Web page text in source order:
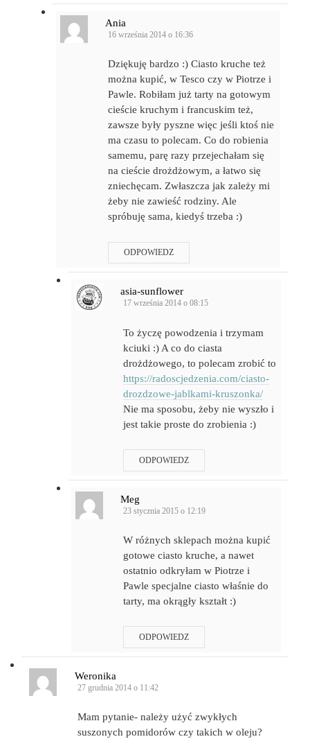
Ania
16 września 2014 o 16:36
Dziękuję bardzo :) Ciasto kruche też
można kupić, w Tesco czy w Piotrze i
Pawle. Robiłam już tarty na gotowym
cieście kruchym i francuskim też,
zawsze były pyszne więc jeśli ktoś nie
ma czasu to polecam. Co do robienia
samemu, parę razy przejechałam się
na cieście drożdżowym, a łatwo się
zniechęcam. Zwłaszcza jak zależy mi
żeby nie zawieść rodziny. Ale
spróbuję sama, kiedyś trzeba :)
ODPOWIEDZ
asia-sunflower
17 września 2014 o 08:15
To życzę powodzenia i trzymam
kciuki :) A co do ciasta
drożdżowego, to polecam zrobić to
https://radoscjedzenia.com/ciasto-
drozdzowe-jablkami-kruszonka/
Nie ma sposobu, żeby nie wyszło i
jest takie proste do zrobienia :)
ODPOWIEDZ
Meg
23 stycznia 2015 o 12:19
W różnych sklepach można kupić
gotowe ciasto kruche, a nawet
ostatnio odkryłam w Piotrze i
Pawle specjalne ciasto właśnie do
tarty, ma okrągły kształt :)
ODPOWIEDZ
Weronika
27 grudnia 2014 o 11:42
Mam pytanie- należy użyć zwykłych
suszonych pomidorów czy takich w oleju?